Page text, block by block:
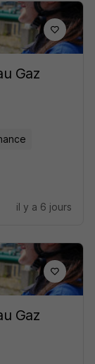
Gaz
il y a 6 jours
Gaz